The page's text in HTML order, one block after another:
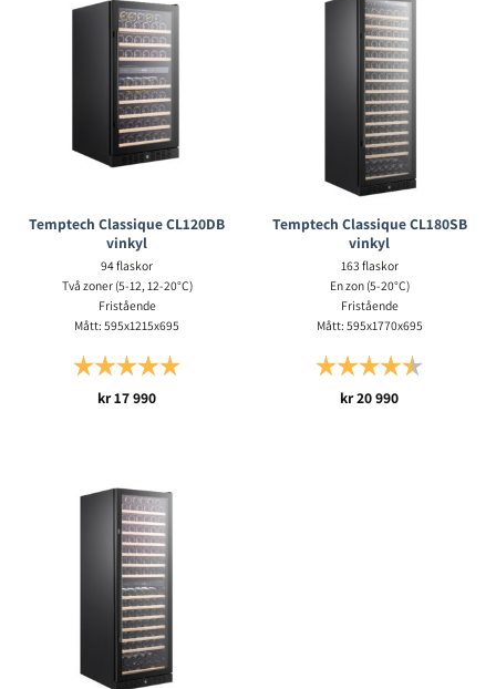
Temptech Classique CL120DB
vinkyl
94 flaskor
Två zoner (5-12, 12-20°C)
Fristående
Mått: 595x1215x695
Betyg:
kr17 990
Temptech Classique CL180SB
vinkyl
163 flaskor
En zon (5-20°C)
Fristående
Mått: 595x1770x695
Betyg:
kr20 990